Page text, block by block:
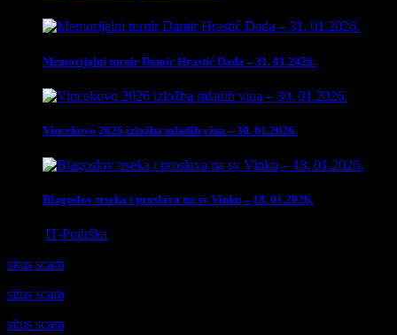
Memorijalni turnir Damir Hrastić Dada – 31. 01.2026.
Vincekovo 2026 izložba mladih vina – 30. 01.2026.
Blagoslov trseka i proslava na sv Vinku – 18. 01.2026.
IT-Podrška
situs scam
situs scam
situs scam